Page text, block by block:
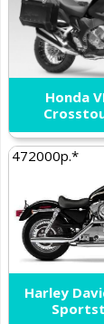
Honda
472000р.*
Harley